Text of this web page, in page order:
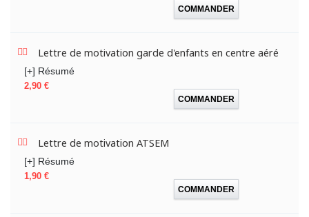
COMMANDER
Lettre de motivation garde d'enfants en centre aéré
[+] Résumé
Prix
2,90 €
COMMANDER
Lettre de motivation ATSEM
[+] Résumé
Prix
1,90 €
COMMANDER